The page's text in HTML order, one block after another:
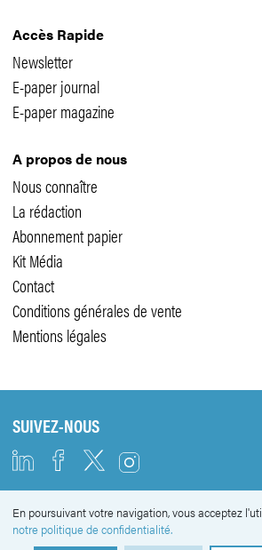
Accès Rapide
Newsletter
E-paper journal
E-paper magazine
A propos de nous
Nous connaître
La rédaction
Abonnement papier
Kit Média
Contact
Conditions générales de vente
Mentions légales
SUIVEZ-NOUS
NEWSLETTER
En poursuivant votre navigation, vous acceptez
notre politique de confidentialité.